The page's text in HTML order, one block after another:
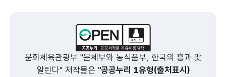
문화체육관광부 "문체부와 농식품부, 한국의 흥과 맛
알린다" 저작물은 "공공누리 1유형(출처표시)